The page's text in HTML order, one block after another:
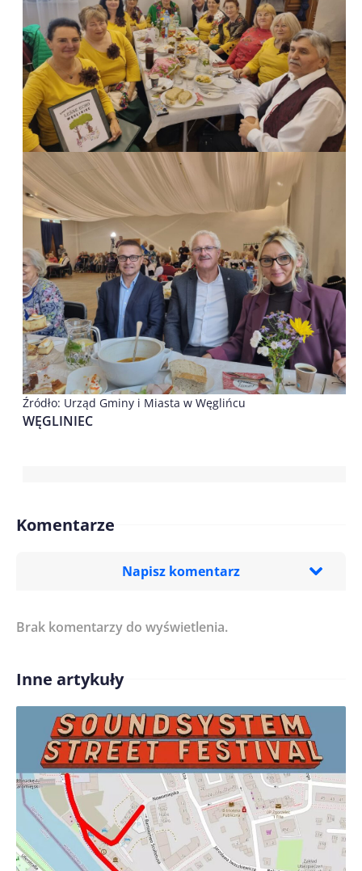
Źródło: Urząd Gminy i Miasta w Węglińcu
WĘGLINIEC
Komentarze
Napisz komentarz
Treść komentarza*
Imię/ Nick*
Zapamiętaj moje dane w tej przeglądarce podczas
pisania kolejnych komentarzy.
Brak komentarzy do wyświetlenia.
Inne artykuły